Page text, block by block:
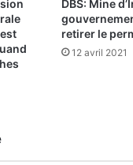
DBS: Mine
retirer le
12 avril 2021